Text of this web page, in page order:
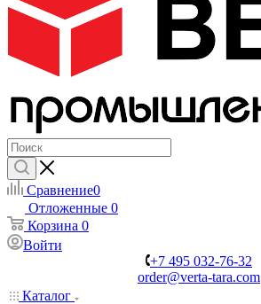
Сравнение0
Отложенные 0
Корзина 0
Войти
+7 495 032-76-32
order@verta-tara.com
Каталог